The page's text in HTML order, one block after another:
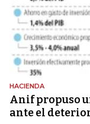
HACIENDA
Anif propuso
ante el